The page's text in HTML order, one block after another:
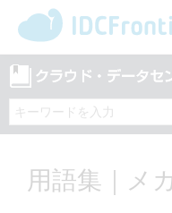
用語集｜メ